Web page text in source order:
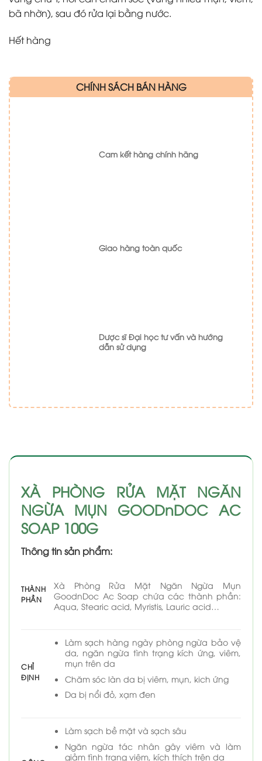
bã nhờn), sau đó rửa lại bằng nước.
Hết hàng
CHÍNH SÁCH BÁN HÀNG
Cam kết hàng chính hãng
Giao hàng toàn quốc
Dược sĩ Đại học tư vấn và hướng
dẫn sử dụng
XÀ PHÒNG RỬA MẶT NGĂN
NGỪA MỤN GOODnDOC AC
SOAP 100G
Thông tin sản phẩm:
THÀNH
PHẦN
Xà Phòng Rửa Mặt Ngăn Ngừa Mụn
GoodnDoc Ac Soap chứa các thành phần:
Aqua, Stearic acid, Myristis, Lauric acid…
CHỈ
ĐỊNH
Làm sạch hàng ngày phòng ngừa bảo vệ
da, ngăn ngừa tình trạng kích ứng, viêm,
mụn trên da
Chăm sóc làn da bị viêm, mụn, kich ứng
Da bị nổi đỏ, xạm đen
Làm sạch bề mặt và sạch sâu
Ngăn ngừa tác nhân gây viêm và làm
giảm tình trạng viêm, kích thích trên da